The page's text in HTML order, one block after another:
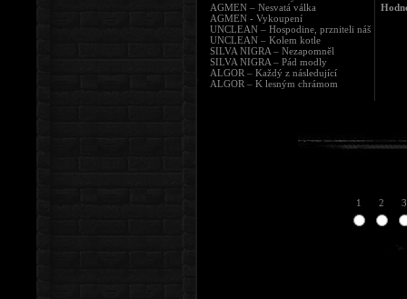
AGMEN – Nesvatá válka
AGMEN - Vykoupení
UNCLEAN – Hospodine, przniteli náš
UNCLEAN – Kolem kotle
SILVA NIGRA – Nezapomněl
SILVA NIGRA – Pád modly
ALGOR – Každý z následující
ALGOR – K lesným chrámom
1 2 3